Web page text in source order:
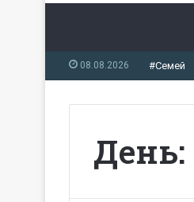
08.08.2026 #Семей
День: